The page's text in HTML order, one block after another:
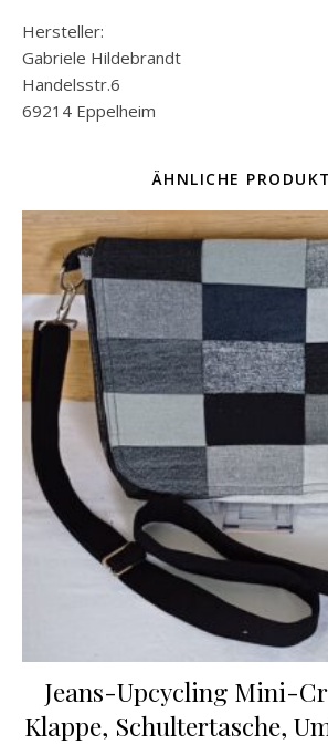
Hersteller:
Gabriele Hildebrandt
Handelsstr.6
69214 Eppelheim
ÄHNLICHE
Jeans-Upcycling Mini-
Klappe, Schultertasche,